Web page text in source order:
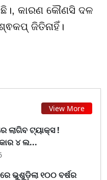
କାରଣ କୌଣସି ଦଳ
ଜିତିନାହିଁ।
View More
ଲାଗିବ ଟ୍ୟାକ୍ସ !
୪ ଲ...
ଭୁଶୁଡ଼ିଲା ୧୦୦ ବର୍ଷର